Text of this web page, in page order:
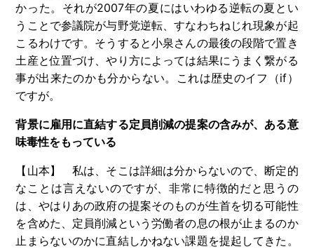
かった。それが2007年の夏にはいわゆる逆転の夏とい
うことで参議院が与野党逆転、すなわちねじれ現象が起
こるわけです。そうすると小泉さんの最後の段階で置き
土産と位置づけ、やり方によっては結果にうまく繋がる
事が出来たのかも分からない。これは歴史のイフ（if）
ですが。
背景に雇用に直結する定員削減の提案の含みが、ある意
味毒性をもっている
【山本】 私は、そこは詳細は分からないので、断定的
なことは言えないのですが、非常に特徴的だと思うの
は、やはりあの政府の提案そのものが生首を切る可能性
を含めた、定員削減という労働者の息の根が止まるのか
止まらないのかに直結しかねない課題を提起してきた。